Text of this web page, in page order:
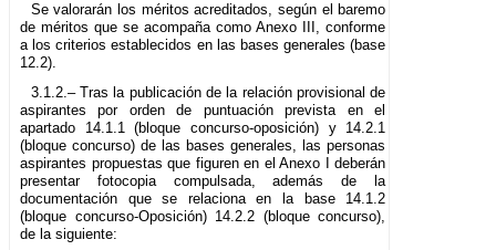
Se valorarán los méritos acreditados, según el baremo
de méritos que se acompaña como Anexo III, conforme
a los criterios establecidos en las bases generales (base
12.2).
3.1.2.– Tras la publicación de la relación provisional de
aspirantes por orden de puntuación prevista en el
apartado 14.1.1 (bloque concurso-oposición) y 14.2.1
(bloque concurso) de las bases generales, las personas
aspirantes propuestas que figuren en el Anexo I deberán
presentar fotocopia compulsada, además de la
documentación que se relaciona en la base 14.1.2
(bloque concurso-Oposición) 14.2.2 (bloque concurso),
de la siguiente: